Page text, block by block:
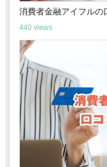
消費者金融アイフルの
440 views